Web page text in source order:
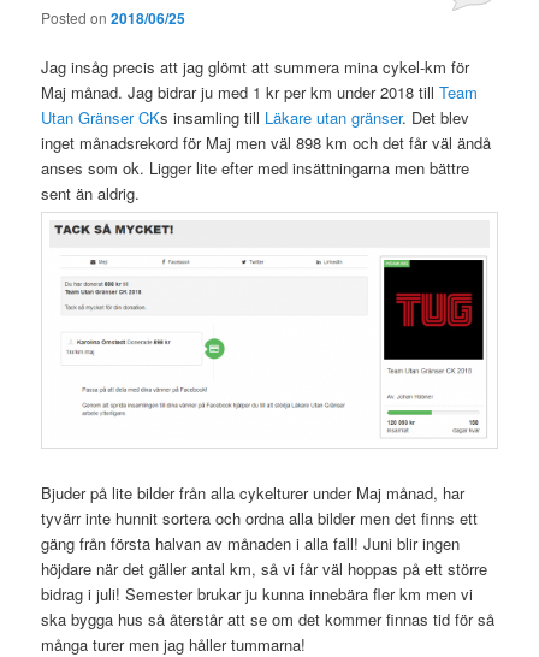
Posted on2018/06/25
Jag insåg precis att jag glömt att summera mina cykel-km för
Maj månad. Jag bidrar ju med 1 kr per km under 2018 tillTeam
Utan Gränser CKs insamling till Läkare utan gränser. Det blev
inget månadsrekord för Maj men väl 898 km och det får väl ändå
anses som ok. Ligger lite efter med insättningarna men bättre
sent än aldrig.
Bjuder på lite bilder från alla cykelturer under Maj månad, har
tyvärr inte hunnit sortera och ordna alla bilder men det finns ett
gäng från första halvan av månaden i alla fall! Juni blir ingen
höjdare när det gäller antal km, så vi får väl hoppas på ett större
bidrag i juli! Semester brukar ju kunna innebära fler km men vi
ska bygga hus så återstår att se om det kommer finnas tid för så
många turer men jag håller tummarna!